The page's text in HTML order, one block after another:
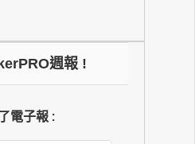
週報 !
電子報 :